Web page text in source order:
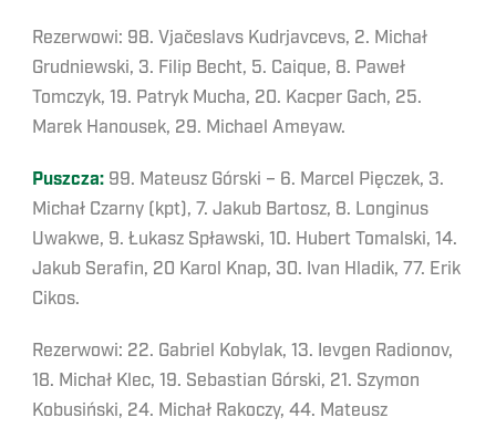
Rezerwowi: 98. Vjačeslavs Kudrjavcevs, 2. Michał
Grudniewski, 3. Filip Becht, 5. Caique, 8. Paweł
Tomczyk, 19. Patryk Mucha, 20. Kacper Gach, 25.
Marek Hanousek, 29. Michael Ameyaw.
Puszcza: 99. Mateusz Górski – 6. Marcel Pięczek, 3.
Michał Czarny (kpt), 7. Jakub Bartosz, 8. Longinus
Uwakwe, 9. Łukasz Spławski, 10. Hubert Tomalski, 14.
Jakub Serafin, 20 Karol Knap, 30. Ivan Hladik, 77. Erik
Cikos.
Rezerwowi: 22. Gabriel Kobylak, 13. Ievgen Radionov,
18. Michał Klec, 19. Sebastian Górski, 21. Szymon
Kobusiński, 24. Michał Rakoczy, 44. Mateusz